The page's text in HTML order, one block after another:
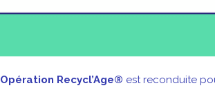
Opération Recycl’Age® est reconduite